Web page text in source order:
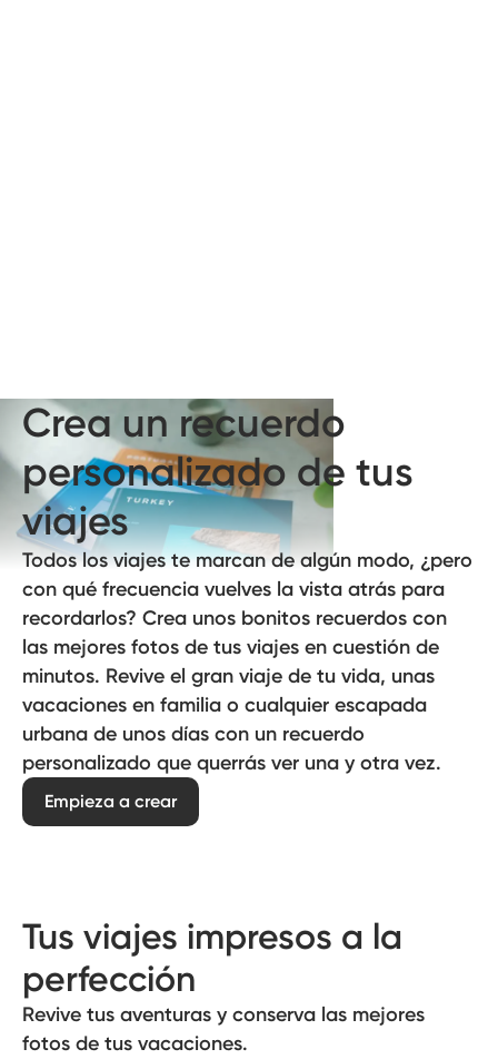
Crea un recuerdo
personalizado de tus
viajes
Todos los viajes te marcan de algún modo, ¿pero
con qué frecuencia vuelves la vista atrás para
recordarlos? Crea unos bonitos recuerdos con
las mejores fotos de tus viajes en cuestión de
minutos. Revive el gran viaje de tu vida, unas
vacaciones en familia o cualquier escapada
urbana de unos días con un recuerdo
personalizado que querrás ver una y otra vez.
Empieza a crear
Tus viajes impresos a la
perfección
Revive tus aventuras y conserva las mejores
fotos de tus vacaciones.